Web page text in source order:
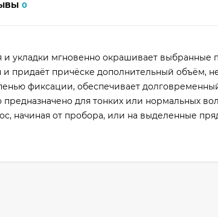
0
и укладки мгновенно окрашивает выбранные
придаёт причёске дополнительный объём,
фиксации, обеспечивает
для тонких или нормальных
начиная от пробора, или на выделенные